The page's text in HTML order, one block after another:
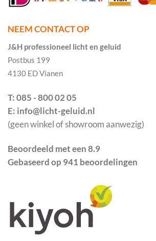
NEEM CONTACT OP
J&H professioneel licht en geluid
Postbus 199
4130 ED Vianen
T: 085 - 800 02 05
E: info@licht-geluid.nl
(geen winkel of showroom aanwezig)
Beoordeeld met een 8.9
Gebaseerd op 941 beoordelingen